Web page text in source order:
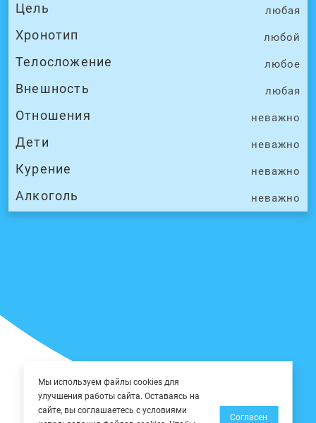
Цель любая
Хронотип любой
Телосложение любое
Внешность любая
Отношения неважно
Дети неважно
Курение неважно
Алкоголь неважно
Мы используем файлы cookies для
улучшения работы сайта. Оставаясь на
сайте, вы соглашаетесь с условиями
Согласен